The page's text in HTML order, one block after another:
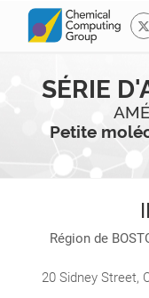
SÉRIE
Petite
Région de
20 Sidney Street,